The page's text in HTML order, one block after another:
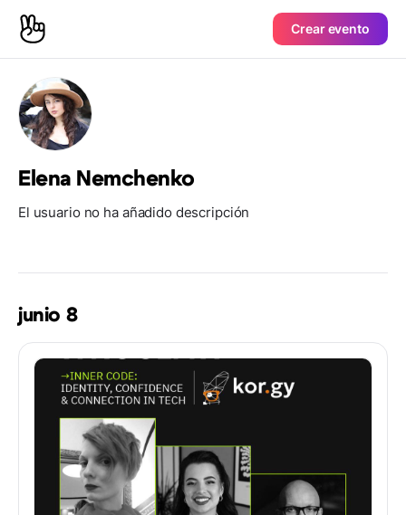
Crear evento
Elena Nemchenko
El usuario no ha añadido descripción
junio 8